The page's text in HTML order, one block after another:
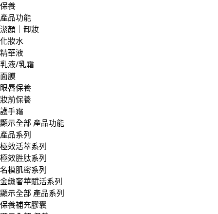
保養
產品功能
潔顏｜卸妝
化妝水
精華液
乳液/乳霜
面膜
眼唇保養
妝前保養
護手霜
顯示全部 產品功能
產品系列
極效活萃系列
極效胜肽系列
名模肌密系列
金緻奢華賦活系列
顯示全部 產品系列
保養補充膠囊